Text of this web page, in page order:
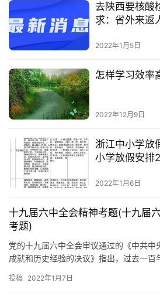
去陕西要核酸
求：省外来返
2022年1月5日
怎样学习效率
2022年12月9日
浙江中小学放
小学放假安排
2022年1月6日
十九届六中全会精神考题(十九届
考题)
党的十九届六中全会审议通过的《中共中
成就和历史经验的决议》指出，过去一百
投稿 2022年1月7日